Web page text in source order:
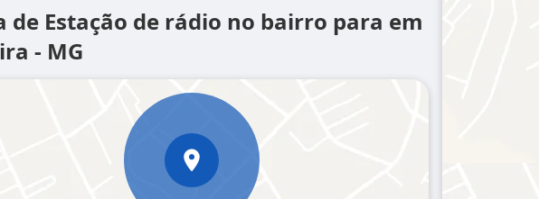
de Estação de rádio no bairro para em
- MG